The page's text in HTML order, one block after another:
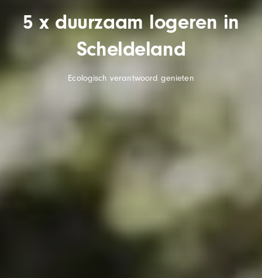
5 x duurzaam logeren in
Scheldeland
Ecologisch verantwoord genieten